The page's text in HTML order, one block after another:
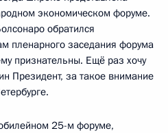
экономическом форуме.
обратился
пленарного заседания форума
признательны. Ещё раз хочу
Президент, за такое внимание
25-м форуме,